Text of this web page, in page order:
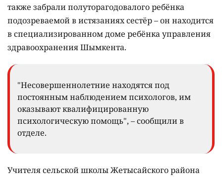
также забрали полуторагодовалого ребёнка
подозреваемой в истязаниях сестёр – он находится
в специализированном доме ребёнка управления
здравоохранения Шымкента.
"Несовершеннолетние находятся под
постоянным наблюдением психологов, им
оказывают квалифицированную
психологическую помощь", – сообщили в
отделе.
Учителя сельской школы Жетысайского района